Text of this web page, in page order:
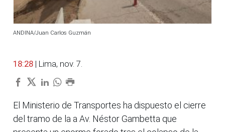
ANDINA/Juan Carlos Guzmán
18:28 | Lima, nov. 7.
El Ministerio de Transportes ha dispuesto el cierre
del tramo de la a Av. Néstor Gambetta que